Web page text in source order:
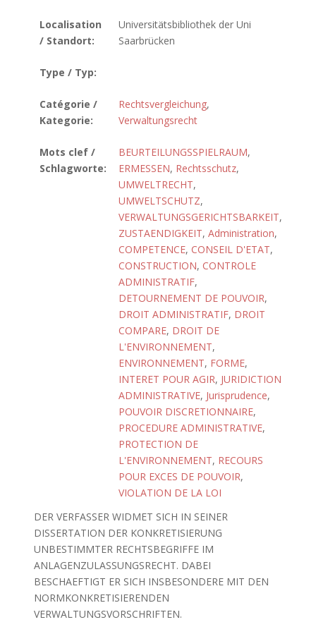
Localisation
/ Standort:
Universitätsbibliothek der Uni
Saarbrücken
Type / Typ:
Catégorie /
Kategorie:
Rechtsvergleichung,
Verwaltungsrecht
Mots clef /
Schlagworte:
BEURTEILUNGSSPIELRAUM,
ERMESSEN, Rechtsschutz,
UMWELTRECHT,
UMWELTSCHUTZ,
VERWALTUNGSGERICHTSBARKEIT,
ZUSTAENDIGKEIT, Administration,
COMPETENCE, CONSEIL D'ETAT,
CONSTRUCTION, CONTROLE
ADMINISTRATIF,
DETOURNEMENT DE POUVOIR,
DROIT ADMINISTRATIF, DROIT
COMPARE, DROIT DE
L'ENVIRONNEMENT,
ENVIRONNEMENT, FORME,
INTERET POUR AGIR, JURIDICTION
ADMINISTRATIVE, Jurisprudence,
POUVOIR DISCRETIONNAIRE,
PROCEDURE ADMINISTRATIVE,
PROTECTION DE
L'ENVIRONNEMENT, RECOURS
POUR EXCES DE POUVOIR,
VIOLATION DE LA LOI
DER VERFASSER WIDMET SICH IN SEINER
DISSERTATION DER KONKRETISIERUNG
UNBESTIMMTER RECHTSBEGRIFFE IM
ANLAGENZULASSUNGSRECHT. DABEI
BESCHAEFTIGT ER SICH INSBESONDERE MIT DEN
NORMKONKRETISIERENDEN
VERWALTUNGSVORSCHRIFTEN.